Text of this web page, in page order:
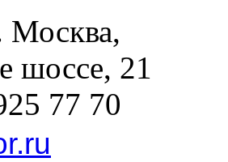
Москва,
шоссе, 21
77 70